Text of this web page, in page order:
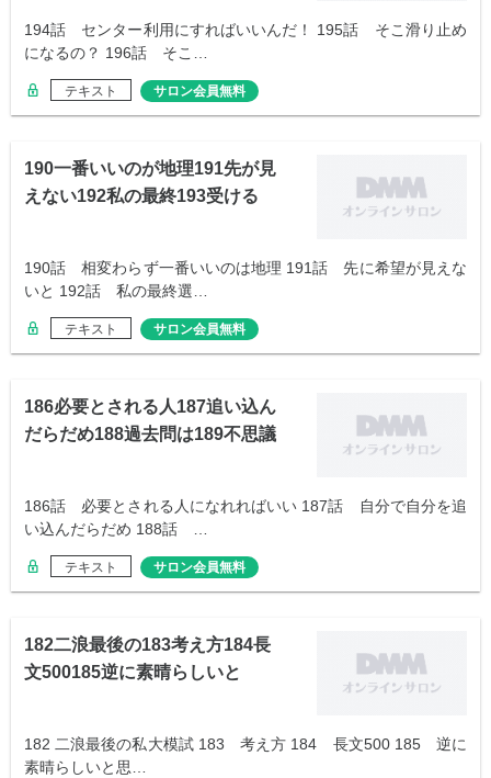
194話 センター利用にすればいいんだ！ 195話 そこ滑り止め
になるの？ 196話 そこ…
テキスト サロン会員無料
190一番いいのが地理191先が見
えない192私の最終193受ける
190話 相変わらず一番いいのは地理 191話 先に希望が見えな
いと 192話 私の最終選…
テキスト サロン会員無料
186必要とされる人187追い込ん
だらだめ188過去問は189不思議
186話 必要とされる人になれればいい 187話 自分で自分を追
い込んだらだめ 188話 …
テキスト サロン会員無料
182二浪最後の183考え方184長
文500185逆に素晴らしいと
182 二浪最後の私大模試 183 考え方 184 長文500 185 逆に
素晴らしいと思…